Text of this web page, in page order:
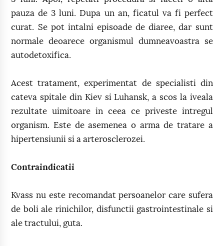
pauza de 3 luni. Dupa un an, ficatul va fi perfect
curat. Se pot intalni episoade de diaree, dar sunt
normale deoarece organismul dumneavoastra se
autodetoxifica.
Acest tratament, experimentat de specialisti din
cateva spitale din Kiev si Luhansk, a scos la iveala
rezultate uimitoare in ceea ce priveste intregul
organism. Este de asemenea o arma de tratare a
hipertensiunii si a arterosclerozei.
Contraindicatii
Kvass nu este recomandat persoanelor care sufera
de boli ale rinichilor, disfunctii gastrointestinale si
ale tractului, guta.